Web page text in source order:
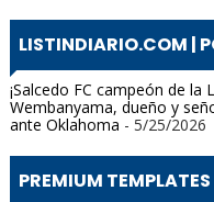
LISTINDIARIO.COM |
¡Salcedo FC campeón de la
Wembanyama, dueño y
ante Oklahoma - 5/25/2026
PREMIUM TEMPLATES